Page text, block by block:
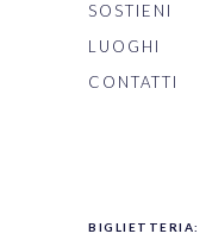
SOSTIENI
LUOGHI
CONTATTI
BIGLIETTERIA: